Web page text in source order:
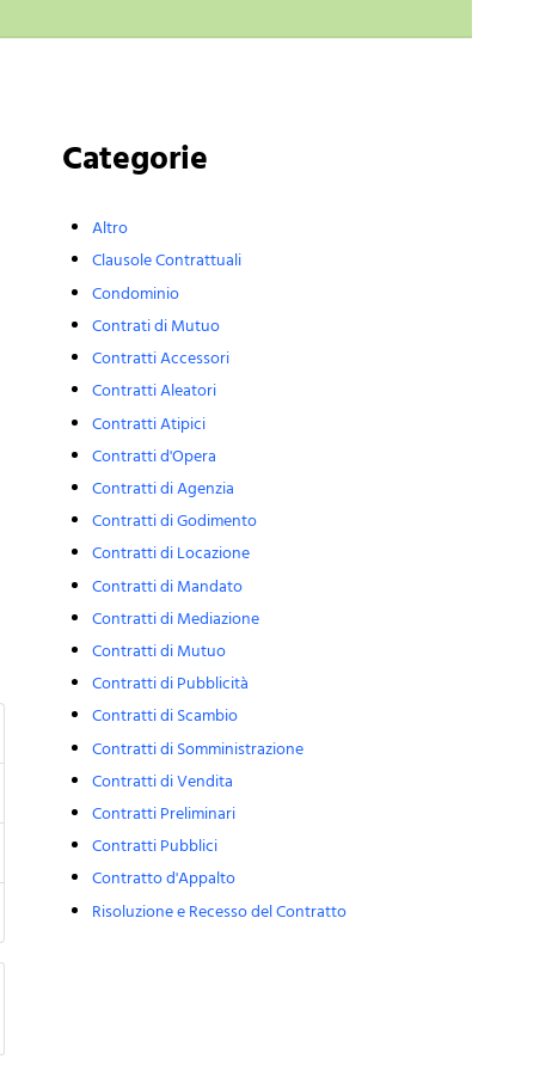
Sidebar
Categorie
Altro
Clausole Contrattuali
Condominio
Contrati di Mutuo
Contratti Accessori
Contratti Aleatori
Contratti Atipici
Contratti d'Opera
Contratti di Agenzia
Contratti di Godimento
Contratti di Locazione
Contratti di Mandato
Contratti di Mediazione
Contratti di Mutuo
Contratti di Pubblicità
Contratti di Scambio
Contratti di Somministrazione
Contratti di Vendita
Contratti Preliminari
Contratti Pubblici
Contratto d'Appalto
Risoluzione e Recesso del Contratto